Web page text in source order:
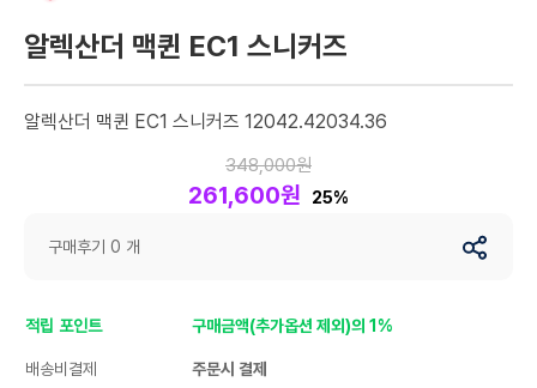
알렉산더 맥퀸 EC1 스니커즈
알렉산더 맥퀸 EC1 스니커즈 12042.42034.36
348,000원
261,600원 25%
구매후기 0 개
적립 포인트 구매금액(추가옵션 제외)의 1%
배송비결제 주문시 결제